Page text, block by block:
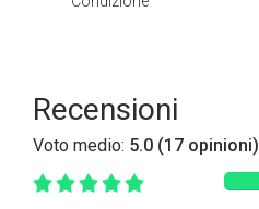
Recensioni
Voto medio: 5.0 (17 opinioni)